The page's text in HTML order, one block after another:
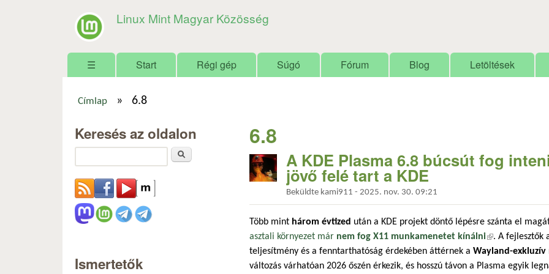
Linux Mint Magyar Közösség
Főmenü
☰ Start Régi gép Súgó Fórum Blog Letöltések
Címlap » 6.8
6.8
A KDE Plasma 6.8 búcsút fog
jövő felé tart a KDE
Beküldte kami911 - 2025. nov. 30. 09:21
Több mint három évtized után a KDE projekt döntő lépésre szánta el
asztali környezet már nem fog X11 munkamenetet kínálni(külső
. A fejlesztők
teljesítmény és a fenntarthatóság érdekében áttérnek a Wayland-exkluzív
változás várhatóan 2026 őszén érkezik, és hosszú távon a Plasma egyik
Keresés az oldalon
Ismertetők